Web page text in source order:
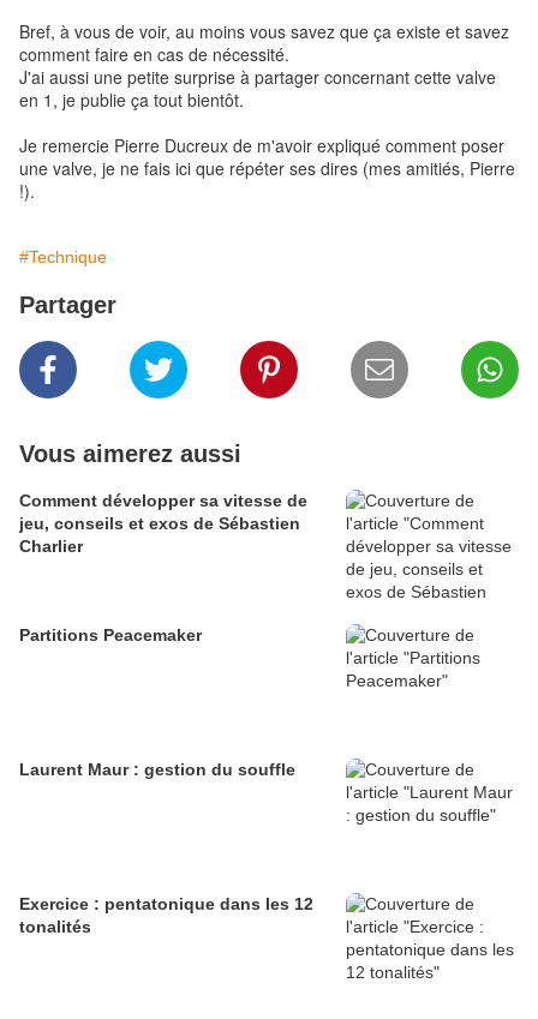
Bref, à vous de voir, au moins vous savez que ça existe et savez
comment faire en cas de nécessité.
J'ai aussi une petite surprise à partager concernant cette valve
en 1, je publie ça tout bientôt.
Je remercie Pierre Ducreux de m'avoir expliqué comment poser
une valve, je ne fais ici que répéter ses dires (mes amitiés, Pierre
!).
#Technique
Partager
Vous aimerez aussi
Comment développer sa vitesse de
jeu, conseils et exos de Sébastien
Charlier
Partitions Peacemaker
Laurent Maur : gestion du souffle
Exercice : pentatonique dans les 12
tonalités